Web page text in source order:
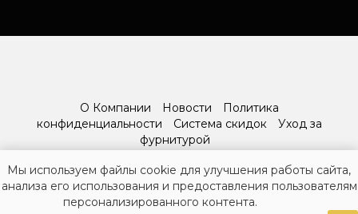
О Компании Новости
Политика
конфиденциальности
Система скидок
Уход за
фурнитурой
Мы используем файлы cookie для улучшения работы сайта,
анализа его использования и предоставления пользователям
персонализированного контента.